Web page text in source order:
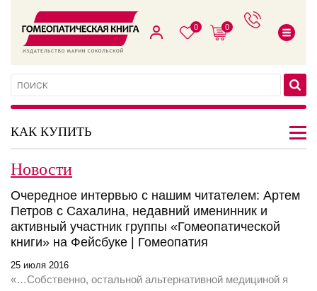
0 0
КАК КУПИТЬ
Новости
Очередное интервью с нашим читателем: Артем
Петров с Сахалина, недавний именинник и
активный участник группы «Гомеопатической
книги» на Фейсбуке | Гомеопатия
25 июля 2016
«…Собственно, остальной альтернативной медициной я